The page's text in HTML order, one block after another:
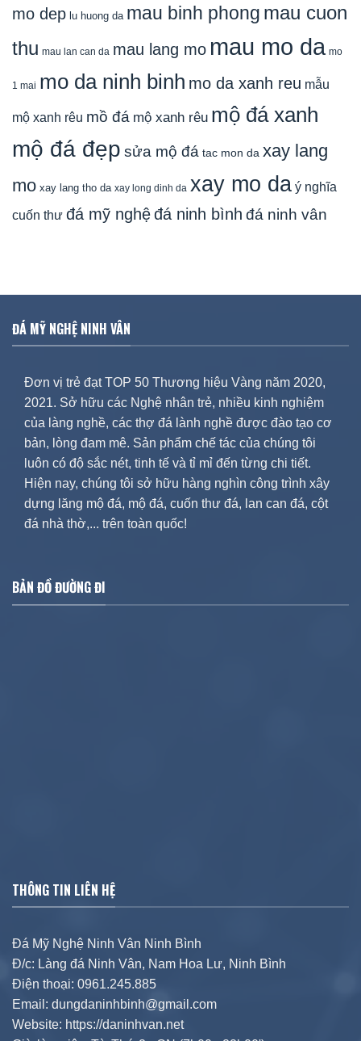
mo dep lu huong da mau binh phong mau cuon
thu mau lan can da mau lang mo mau mo da mo
1 mai mo da ninh binh mo da xanh reu mẫu
mộ xanh rêu mồ đá mộ xanh rêu mộ đá xanh
mộ đá đẹp sửa mộ đá tac mon da xay lang
mo xay lang tho da xay long dinh da xay mo da ý nghĩa
cuốn thư đá mỹ nghệđá ninh bình đá ninh vân
ĐÁ MỸ NGHỆ NINH VÂN
Đơn vị trẻ đạt TOP 50 Thương hiệu Vàng năm 2020,
2021. Sở hữu các Nghệ nhân trẻ, nhiều kinh nghiệm
của làng nghề, các thợ đá lành nghề được đào tạo cơ
bản, lòng đam mê. Sản phẩm chế tác của chúng tôi
luôn có độ sắc nét, tinh tế và tỉ mỉ đến từng chi tiết.
Hiện nay, chúng tôi sở hữu hàng nghìn công trình xây
dựng lăng mộ đá, mộ đá, cuốn thư đá, lan can đá, cột
đá nhà thờ,... trên toàn quốc!
BẢN ĐỒ ĐƯỜNG ĐI
THÔNG TIN LIÊN HỆ
Đá Mỹ Nghệ Ninh Vân Ninh Bình
Đ/c: Làng đá Ninh Vân, Nam Hoa Lư, Ninh Bình
Điện thoại: 0961.245.885
Email: dungdaninhbinh@gmail.com
Website: https://daninhvan.net